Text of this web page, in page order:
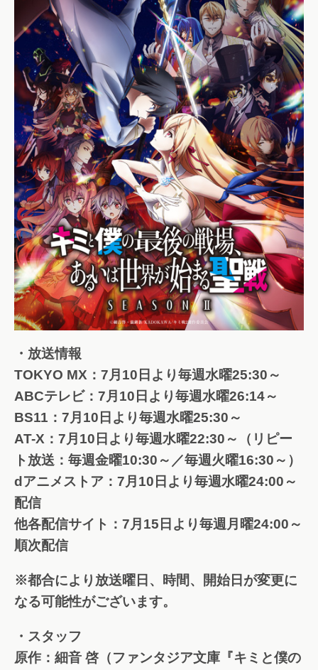
・放送情報
TOKYO MX：7月10日より毎週水曜25:30～
ABCテレビ：7月10日より毎週水曜26:14～
BS11：7月10日より毎週水曜25:30～
AT-X：7月10日より毎週水曜22:30～（リピー
ト放送：毎週金曜10:30～／毎週火曜16:30～）
dアニメストア：7月10日より毎週水曜24:00～
配信
他各配信サイト：7月15日より毎週月曜24:00～
順次配信
※都合により放送曜日、時間、開始日が変更に
なる可能性がございます。
・スタッフ
原作：細音 啓（ファンタジア文庫『キミと僕の